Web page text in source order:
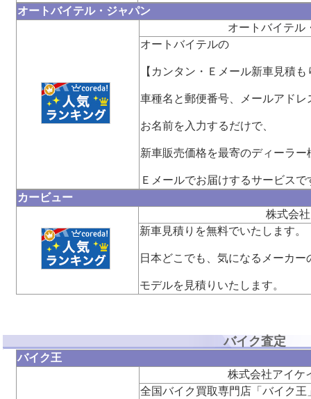
オートバイテル・ジャパン
オートバイテル
オートバイテルの
【カンタン・Ｅメール新車見積も
車種名と郵便番号、メールアドレ
お名前を入力するだけで、
新車販売価格を最寄のディーラー
Ｅメールでお届けするサービスで
カービュー
株式会
新車見積りを無料でいたします。
日本どこでも、気になるメーカー
モデルを見積りいたします。
バイク査定
バイク王
株式会社アイケ
全国バイク買取専門店「バイク王